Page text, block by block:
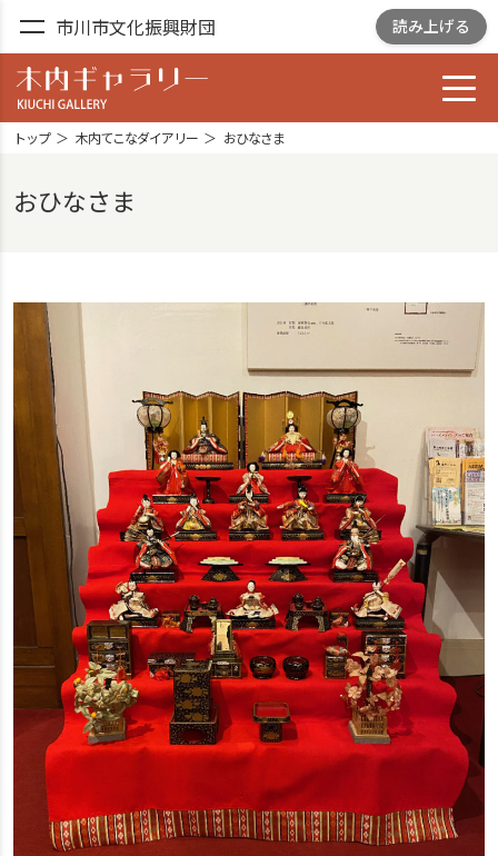
市川市文化振興財団 読み上げる
YOSHIZAWA GARDEN
トップ 木内てこなダイアリー おひなさま
おひなさま